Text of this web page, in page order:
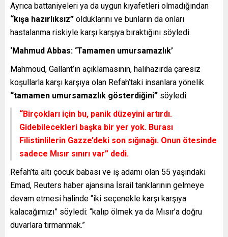
Ayrıca battaniyeleri ya da uygun kıyafetleri olmadığından
“kışa hazırlıksız” olduklarını ve bunların da onları
hastalanma riskiyle karşı karşıya bıraktığını söyledi.
‘Mahmud Abbas: ‘Tamamen umursamazlık’
Mahmoud, Gallant’ın açıklamasının, halihazırda çaresiz
koşullarla karşı karşıya olan Refah’taki insanlara yönelik
“tamamen umursamazlık gösterdiğini” söyledi.
“Birçokları için bu, panik düzeyini artırdı.
Gidebilecekleri başka bir yer yok. Burası
Filistinlilerin Gazze’deki son sığınağı. Onun ötesinde
sadece Mısır sınırı var” dedi.
Refah’ta altı çocuk babası ve iş adamı olan 55 yaşındaki
Emad, Reuters haber ajansına İsrail tanklarının gelmeye
devam etmesi halinde “iki seçenekle karşı karşıya
kalacağımızı” söyledi: “kalıp ölmek ya da Mısır’a doğru
duvarlara tırmanmak.”